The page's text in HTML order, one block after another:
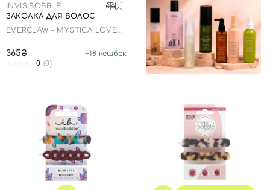
INVISIBOBBLE
ЗАКОЛКА ДЛЯ ВОЛОС
EVERCLAW - MYSTICA LOVE
365₴ +18 кешбек
0 (0)